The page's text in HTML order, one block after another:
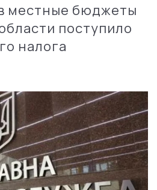
местные бюджеты
поступило
налога